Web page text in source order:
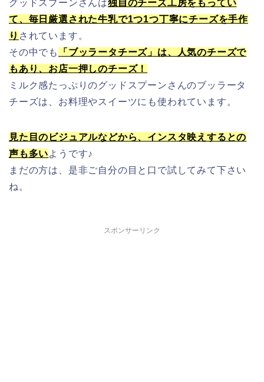
グッドスプーンさんは独自のチーズ工房をもってい
て、毎日厳選された牛乳で1つ1つ丁寧にチーズを手作
り されています。
その中でも
「ブッラータチーズ」は、人気のチーズで
もあり、お店一押しのチーズ！
ミルク感たっぷりのグッドスプーンさんのブッラータ
チーズは、お料理やスイーツにも使われています。
見た目のビジュアルなどから、インスタ映えするとの
声も多いようです♪
まだの方は、是非ご自分の目と口で試してみて下さい
ね。
スポンサーリンク